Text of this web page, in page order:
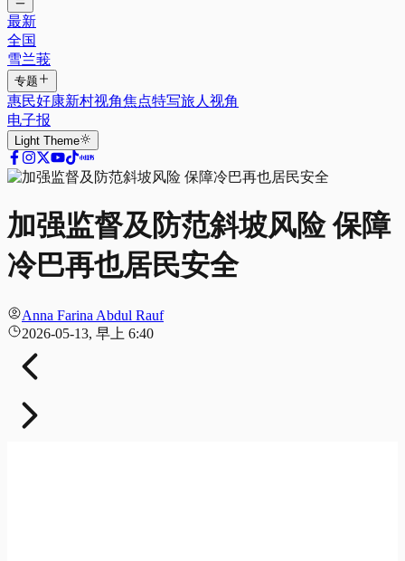
最新
全国
雪兰莪
专题
惠民好康新村视角焦点特写旅人视角
电子报
Light Theme
加强监督及防范斜坡风险 保障
冷巴再也居民安全
Anna Farina Abdul Rauf
2026-05-13, 早上 6:40